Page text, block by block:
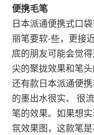
便携毛笔
日本派通便携式口
丽笔要软-些，更接
底的朋友可能会觉
尖的聚拢效果和笔
还有款日本派通便
的墨出水很实、 很
笔的效果。如果想
氛效果图，这款笔是